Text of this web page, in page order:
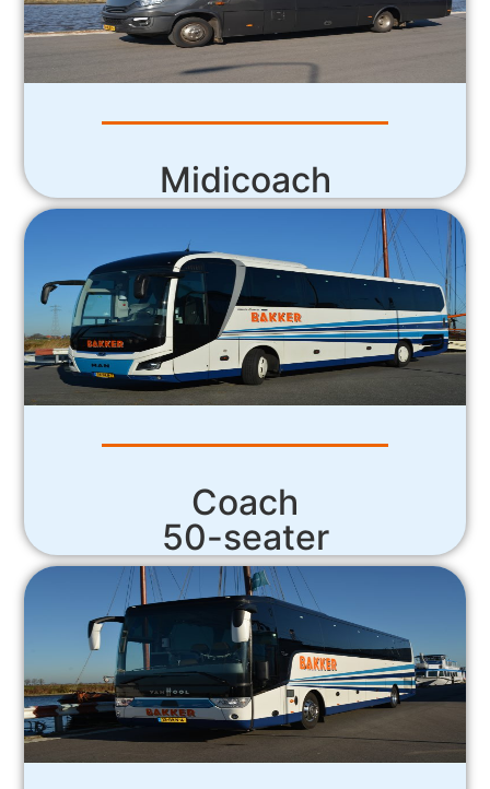
Midicoach
Coach
50-seater